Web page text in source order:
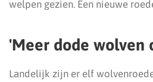
welpen gezien. Een nieuwe
'Meer dode wolven
Landelijk zijn er elf